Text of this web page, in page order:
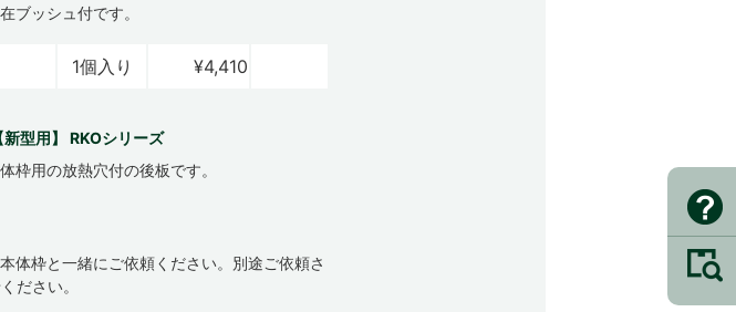
ブッシュ付です。
1個入り ¥4,410
型用】 RKOシリーズ
枠用の放熱穴付の後板です。
体枠と一緒にご依頼ください。別途ご依頼さ
ださい。